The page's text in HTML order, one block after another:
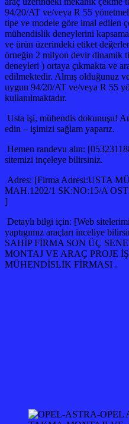
94/20/AT ve/veya R 55
tipe ve modele göre imal edilen
mühendislik deneylerini
ve ürün üzerindeki etiket
örneğin 2 milyon devir dinamik
deneyleri ) ortaya çıkmakta ve
edilmektedir. Almış olduğunuz
uygun 94/20/AT ve/veya R 55
kullanılmaktadır.
Usta işi, mühendis dokunuşu!
edin – işimizi sağlam yaparız.
Hemen randevu alın:
sitemizi inçeleye bilirsiniz.
Adres: [Firma Adresi:USTA
MAH.1202/1 SK:NO:15/A
]
Detaylı bilgi için: [Web
yaptıgımız araçları inceliye
SAHİP FİRMA SON ÜÇ
MONTAJ VE ARAÇ PROJE
MÜHENDİSLİK FİRMASI .